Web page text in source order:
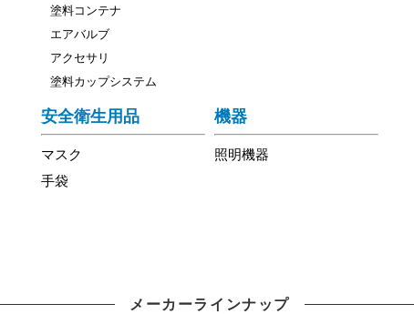
塗料コンテナ
エアバルブ
アクセサリ
塗料カップシステム
安全衛生用品
マスク
手袋
機器
照明機器
メーカーラインナップ